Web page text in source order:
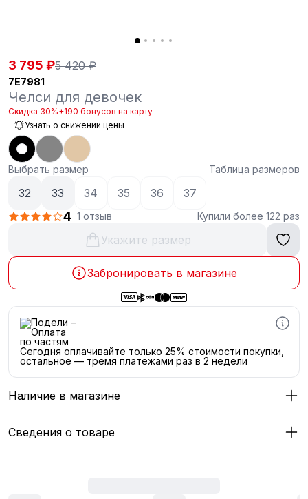
3 795 ₽5 420 ₽
7E7981
Челси для девочек
Скидка 30%+190 бонусов на карту
Узнать о снижении цены
Выбрать размер Таблица размеров
32 33 34 35 36 37
4 1 отзыв Купили более 122 раз
Укажите размер
Забронировать в магазине
Сегодня оплачивайте только 25% стоимости покупки,
остальное — тремя платежами раз в 2 недели
Наличие в магазине
Сведения о товаре